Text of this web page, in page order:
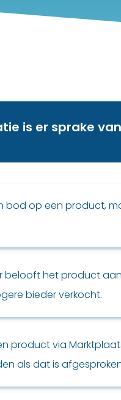
is er sprake
bod op een product,
belooft het product
bieder verkocht.
product via
als dat is